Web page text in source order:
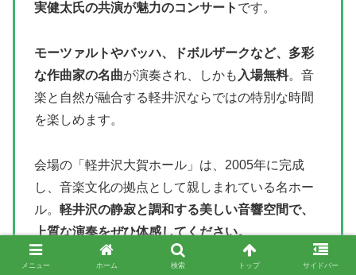
実健太氏の共演が魅力のコンサート です。
モーツァルトやバッハ、ドボルザークなど、多彩
な作曲家の名曲が演奏され、しかも 入場無料。音
楽と自然が融合する軽井沢ならではの特別な時間
を楽しめます。
会場の「軽井沢大賀ホール」は、2005年に完成
し、音楽文化の拠点として親しまれている名ホー
ル。 軽井沢の静寂と調和する美しい音響空間で、
上質な演奏をぜひ体感してください。
メニュー ホーム 検索 トップ サイドバー